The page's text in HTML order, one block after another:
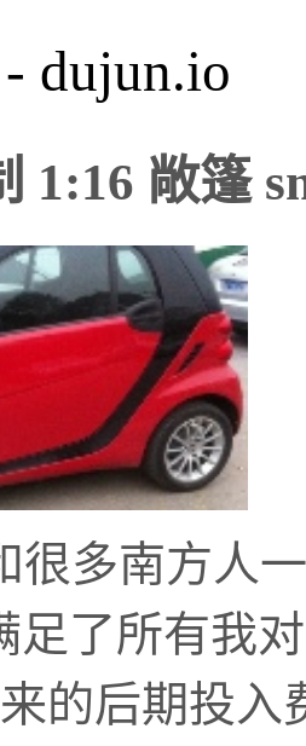
dujun.io
1:16 敞篷
很多南方人
足了所有我
的后期投